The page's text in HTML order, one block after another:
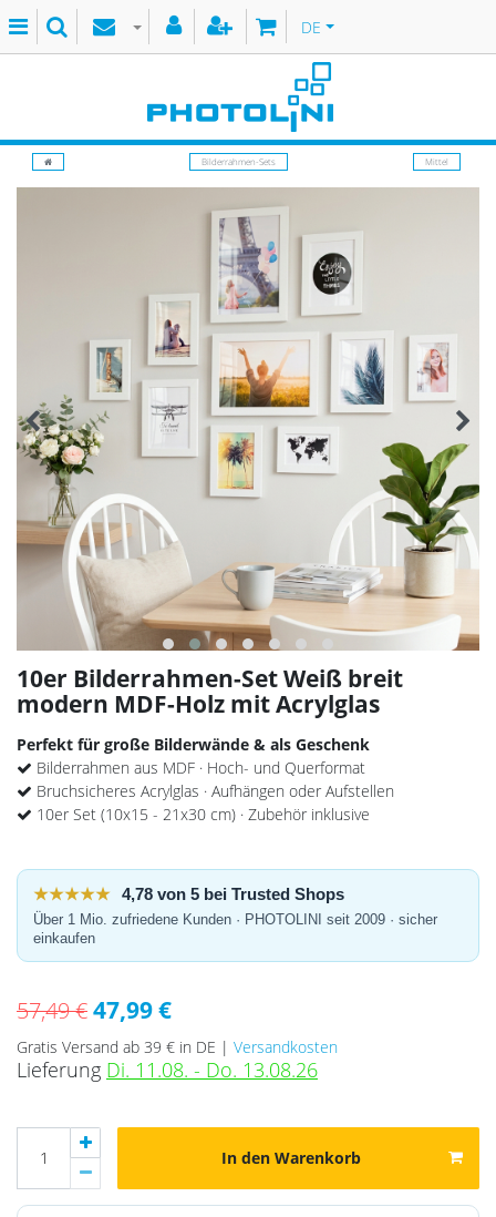
DE
Bilderrahmen-Sets Mittel
10er Bilderrahmen-Set Weiß breit
modern MDF-Holz mit Acrylglas
Perfekt für große Bilderwände & als Geschenk
Bilderrahmen aus MDF · Hoch- und Querformat
Bruchsicheres Acrylglas · Aufhängen oder Aufstellen
10er Set (10x15 - 21x30 cm) · Zubehör inklusive
★★★★★ 4,78 von 5 bei Trusted Shops
Über 1 Mio. zufriedene Kunden · PHOTOLINI seit 2009 · sicher
einkaufen
57,49 €47,99 €
Gratis Versand ab 39 € in DE | Versandkosten
Lieferung Di. 11.08. - Do. 13.08.26
In den Warenkorb